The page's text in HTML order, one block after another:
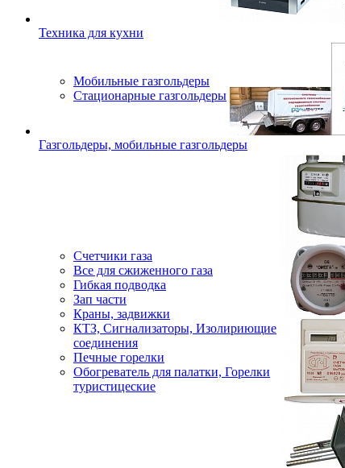
Техника для кухни
Мобильные газгольдеры
Стационарные газгольдеры
Газгольдеры, мобильные газгольдеры
Счетчики газа
Все для сжиженного газа
Гибкая подводка
Зап части
Краны, задвижки
КТЗ, Сигнализаторы, Изолириющие
соединения
Печные горелки
Обогреватель для палатки, Горелки
туристицеские